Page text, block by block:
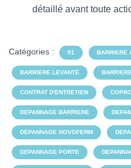
détaillé avant toute
Catégories : 91 BARRIERE
BARRIERE LEVANTE
CONTRAT D'ENTRETIEN
DEPANNAGE BARRIERE
DEPANNAGE NOVOFERM
DEPANNAGE PORTE